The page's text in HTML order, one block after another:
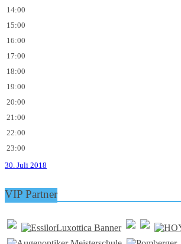
14:00
15:00
16:00
17:00
18:00
19:00
20:00
21:00
22:00
23:00
30. Juli 2018
VIP Partner